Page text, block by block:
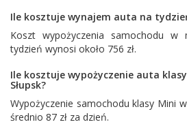
Ile kosztuje wynajem auta na
Koszt wypożyczenia samochodu w
tydzień wynosi około 756 zł.
Ile kosztuje wypożyczenie auta
Słupsk?
Wypożyczenie samochodu klasy Mini
średnio 87 zł za dzień.